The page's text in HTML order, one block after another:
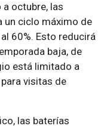
octubre, las
un ciclo máximo de
60%. Esto reducirá
baja, de
está limitado a
visitas de
las baterías